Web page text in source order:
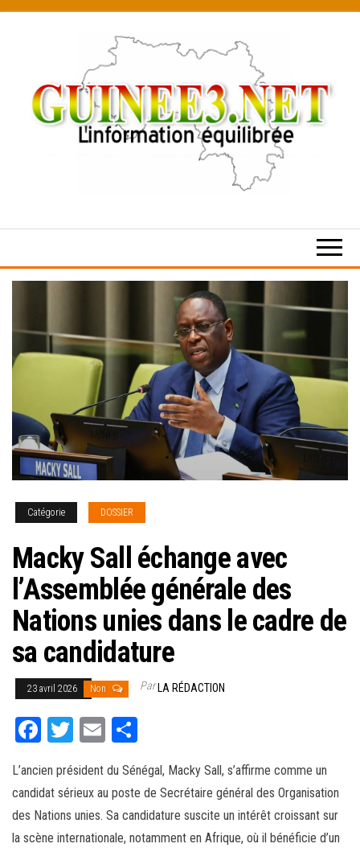
content
Catégorie DOSSIER
Macky Sall échange avec
l’Assemblée générale des
Nations unies dans le cadre de
sa candidature
23 avril 2026 Non ParLA RÉDACTION
Fa
bo
ok
T
tt
er
E
ail ag
er
L’ancien président du Sénégal, Macky Sall, s’affirme comme un
candidat sérieux au poste de Secrétaire général des Organisation
des Nations unies. Sa candidature suscite un intérêt croissant sur
la scène internationale, notamment en Afrique, où il bénéficie d’un